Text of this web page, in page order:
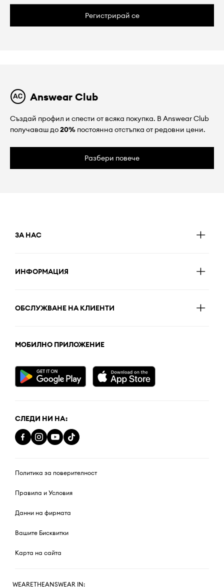
Регистрирай се
Answear Club
Създай профил и спести от всяка покупка. В Answear Club
получаваш до20% постоянна отстъпка от редовни цени.
Разбери повече
ЗА НАС
ИНФОРМАЦИЯ
ОБСЛУЖВАНЕ НА КЛИЕНТИ
МОБИЛНО ПРИЛОЖЕНИЕ
СЛЕДИ НИ НА:
Политика за поверителност
Правила и Условия
Данни на фирмата
Вашите Бисквитки
Карта на сайта
WEARETHEANSWEAR IN: